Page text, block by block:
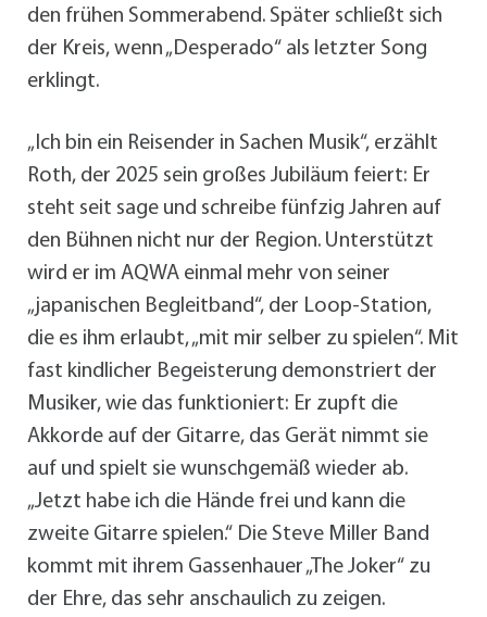
den frühen Sommerabend. Später schließt sich
der Kreis, wenn „Desperado“ als letzter Song
erklingt.
„Ich bin ein Reisender in Sachen Musik“, erzählt
Roth, der 2025 sein großes Jubiläum feiert: Er
steht seit sage und schreibe fünfzig Jahren auf
den Bühnen nicht nur der Region. Unterstützt
wird er im AQWA einmal mehr von seiner
„japanischen Begleitband“, der Loop-Station,
die es ihm erlaubt, „mit mir selber zu spielen“. Mit
fast kindlicher Begeisterung demonstriert der
Musiker, wie das funktioniert: Er zupft die
Akkorde auf der Gitarre, das Gerät nimmt sie
auf und spielt sie wunschgemäß wieder ab.
„Jetzt habe ich die Hände frei und kann die
zweite Gitarre spielen.“ Die Steve Miller Band
kommt mit ihrem Gassenhauer „The Joker“ zu
der Ehre, das sehr anschaulich zu zeigen.